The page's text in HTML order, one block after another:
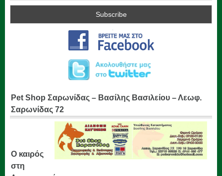
Pet Shop Σαρωνίδας – Βασίλης Βασιλείου – Λεωφ.
Σαρωνίδας 72
Ο καιρός
στη